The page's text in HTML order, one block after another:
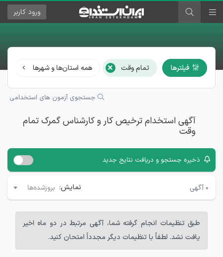
ورود کاربر
فیلترها تمام وقت × همه استان‌ها و شهرها
جستجوی آزمون های استخدامی
آگهی استخدام ترخیص کار و کارشناس گمرک تمام
وقت
ذخیره جستجو و دریافت نتایج جدید
۰ آگهی نمایش: بروزشده‌ها
طبق تنظیمات انجام گرفته شما، آگهی مرتبط در دو ماه اخیر
یافت نشد. لطفاً با تنظیمات دیگر مجدداً امتحان کنید.